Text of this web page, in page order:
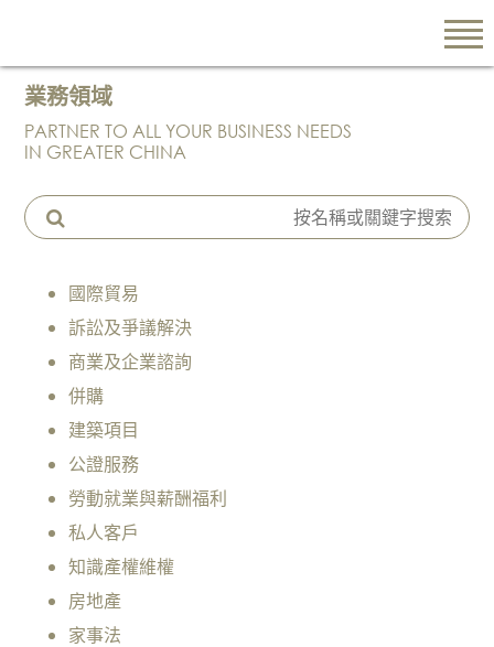
業務領域
PARTNER TO ALL YOUR BUSINESS NEEDS
IN GREATER CHINA
國際貿易
訴訟及爭議解決
商業及企業諮詢
併購
建築項目
公證服務
勞動就業與薪酬福利
私人客戶
知識產權維權
房地產
家事法
EN
關於我們
陳
韻
律
師
行
專
業
團
業務領域